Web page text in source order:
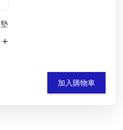
+
加入購物車